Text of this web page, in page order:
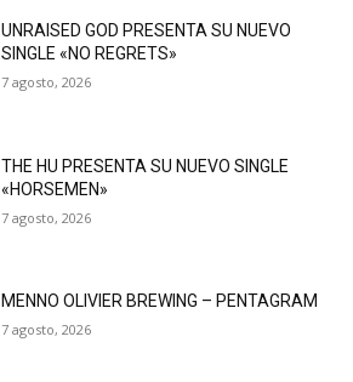
UNRAISED GOD PRESENTA SU NUEVO
SINGLE «NO REGRETS»
7 agosto, 2026
THE HU PRESENTA SU NUEVO SINGLE
«HORSEMEN»
7 agosto, 2026
MENNO OLIVIER BREWING – PENTAGRAM
7 agosto, 2026